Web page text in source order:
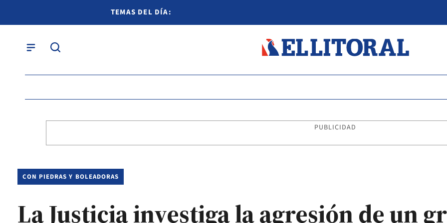
TEMAS DEL DÍA:
PUBLICIDAD
CON PIEDRAS Y BOLEADORAS
La Justicia investiga la agresión de un